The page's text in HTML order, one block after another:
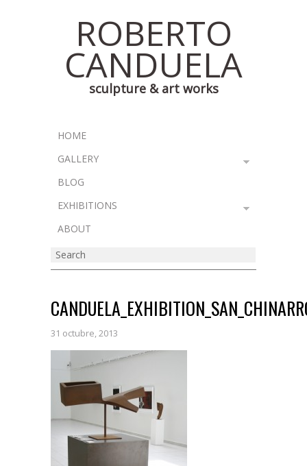
ROBERTO
CANDUELA
sculpture & art works
HOME
GALLERY
BLOG
EXHIBITIONS
ABOUT
31 octubre, 2013